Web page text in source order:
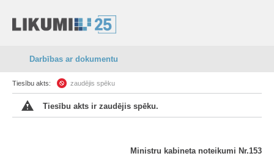
Darbības ar dokumentu
Tiesību akts: zaudējis spēku
Tiesību akts ir zaudējis spēku.
Ministru kabineta noteikumi Nr.153